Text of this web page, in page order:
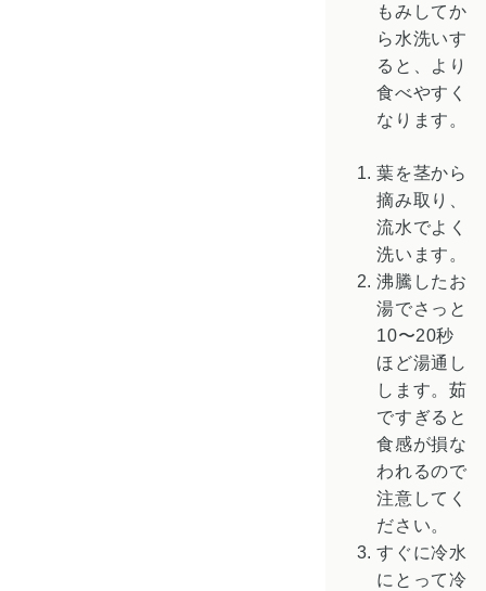
もみしてか
ら水洗いす
ると、より
食べやすく
なります。
葉を茎から
摘み取り、
流水でよく
洗います。
沸騰したお
湯でさっと
10〜20秒
ほど湯通し
します。茹
ですぎると
食感が損な
われるので
注意してく
ださい。
すぐに冷水
にとって冷